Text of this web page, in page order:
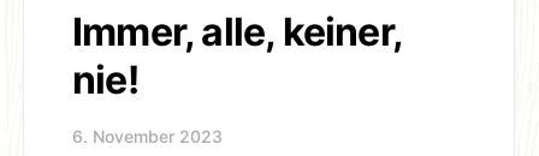
Immer, alle, keiner,
nie!
6. November 2023